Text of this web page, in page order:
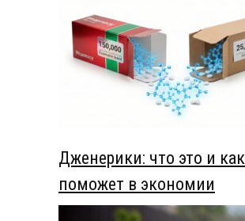
Дженерики: что это и как
поможет в экономии